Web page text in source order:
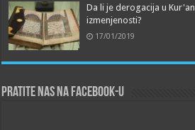
Da li je derogacija u
izmenjenosti?
17/01/2019
Pratite nas na Facebook-u